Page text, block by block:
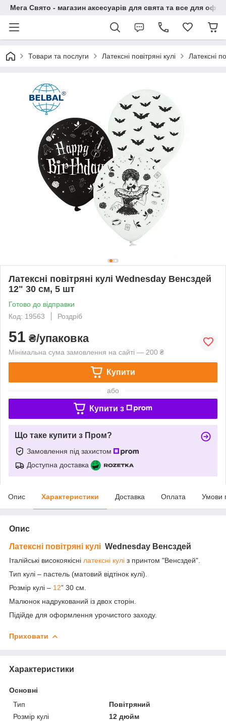
Мега Свято - магазин аксесуарів для свята та все для
Товари та послуги Латексні повітряні кулі Латексні
Латексні повітряні кулі Wednesday Венсздей
12" 30 см, 5 шт
Готово до відправки
Код: 19563
Роздріб
51 ₴/упаковка
Мінімальна сума замовлення на сайті — 200 ₴
Купити
або
Купити з
Що таке купити з Пром?
Замовлення під захистом
Доступна доставка
Опис Характеристики Доставка Оплата Умови
Опис
Латексні повітряні кулі Wednesday Венсздей
Італійські високоякісні латексні кулі з принтом "Венсздей".
Тип кулі – пастель (матовий відтінок кулі).
Розмір кулі – 12” 30 см.
Малюнок надрукований із двох сторін.
Підійде для оформлення урочистого заходу.
Приховати
Характеристики
Основні
Тип
Повітряний
Розмір кулі
12 дюйм